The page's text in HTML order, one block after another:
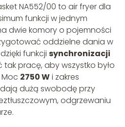
NA552/00 to air fryer dla
funkcji w jednym
dwie komory o pojemności
oddzielne dania w
funkcji synchronizacji
tak pracę, aby wszystko było
2750 Wi zakres
dużą swobodę przy
odgrzewaniu